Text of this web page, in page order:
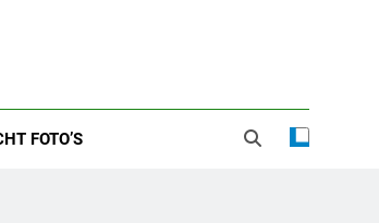
en privéleven
FOTO’S